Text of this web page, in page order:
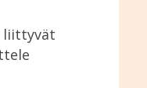
liittyvät